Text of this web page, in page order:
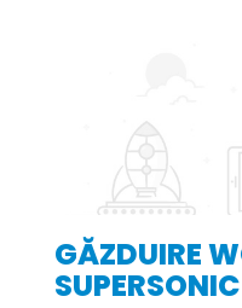
GĂZDUIRE
SUPERSONIC